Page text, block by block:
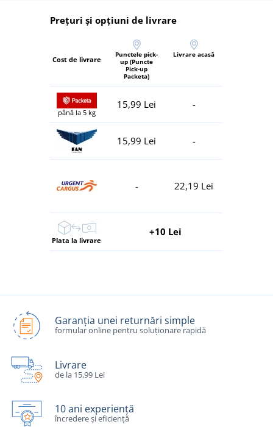
Prețuri și opțiuni de livrare
Cost de livrare
Punctele pick-
up (Puncte
Pick-up
Packeta)
Livrare acasă
până la 5 kg
15,99 Lei -
15,99 Lei -
- 22,19 Lei
Plata la livrare
+10 Lei
Garanția unei returnări simple
formular online pentru soluționare rapidă
Livrare
de la 15,99 Lei
10 ani experiență
încredere și eficiență